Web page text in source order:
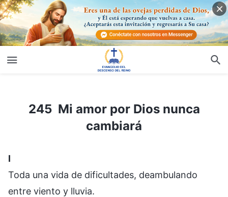
245 Mi amor por Dios nunca cambiará
245 Mi amor por Dios nunca
cambiará
I
Toda una vida de dificultades, deambulando
entre viento y lluvia.